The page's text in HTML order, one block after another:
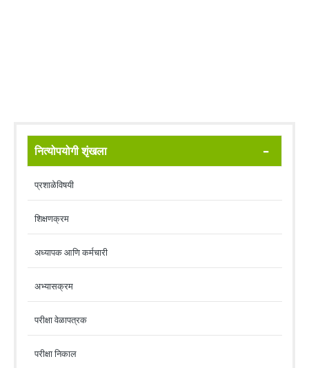
नित्योपयोगी शृंखला
प्रशाळेविषयी
शिक्षणक्रम
अध्यापक आणि कर्मचारी
अभ्यासक्रम
परीक्षा वेळापत्रक
परीक्षा निकाल